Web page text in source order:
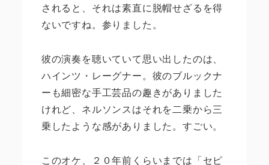
されると、それは素直に脱帽せざるを得
ないですね。参りました。
彼の演奏を聴いていて思い出したのは、
ハインツ・レーグナー。彼のブルックナ
ーも細密な手工芸品の趣きがありました
けれど、ネルソンスはそれを二乗から三
乗したような感がありました。すごい。
このオケ、２０年前くらいまでは「セピ